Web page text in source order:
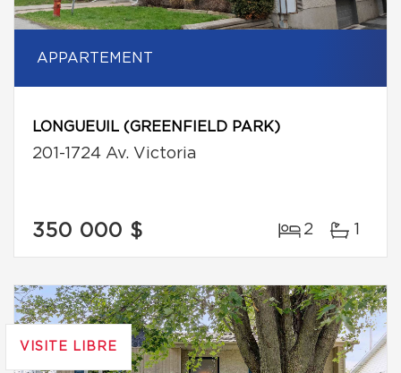
APPARTEMENT
LONGUEUIL (GREENFIELD PARK)
201-1724 Av. Victoria
350 000 $ 2 1
VISITE LIBRE